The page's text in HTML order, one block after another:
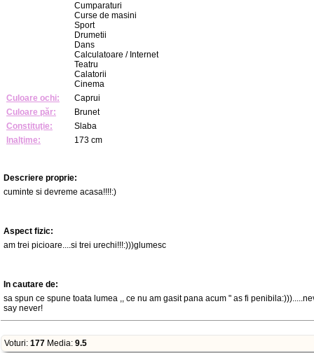
Cumparaturi
Curse de masini
Sport
Drumetii
Dans
Calculatoare / Internet
Teatru
Calatorii
Cinema
Culoare ochi:
Caprui
Culoare păr:
Brunet
Constituţie:
Slaba
Inalţime:
173 cm
Descriere proprie:
cuminte si devreme acasa!!!!:)
Aspect fizic:
am trei picioare....si trei urechi!!!:)))glumesc
In cautare de:
sa spun ce spune toata lumea ,, ce nu am gasit pana acum " as fi
say never!
Voturi: 177 Media: 9.5